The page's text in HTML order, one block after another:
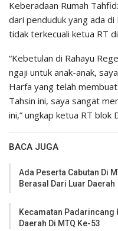
Keberadaan Rumah
dari penduduk yang ada di
tidak terkecuali ketua RT
“Kebetulan di Rahayu
ngaji untuk anak-anak,
Harfa yang telah
Tahsin ini, saya sangat
ini,” ungkap ketua RT blok
BACA JUGA
Ada Peserta Cabutan Di
Berasal Dari Luar Daerah
Kecamatan Padarincang
Daerah Di MTQ Ke-53